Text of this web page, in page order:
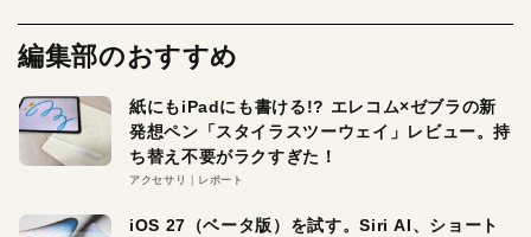
編集部のおすすめ
紙にもiPadにも書ける!? エレコム×ゼブラの新
発想ペン「スタイラスツーウェイ」レビュー。持
ち替え不要がラクすぎた！
アクセサリ レポート
iOS 27（ベータ版）を試す。Siri AI、ショート